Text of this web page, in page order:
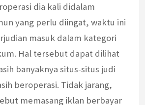
dia kali didalam
yang perlu diingat, waktu ini
masuk dalam kategori
Hal tersebut dapat dilihat
banyaknya situs-situs judi
beroperasi. Tidak jarang,
memasang iklan berbayar